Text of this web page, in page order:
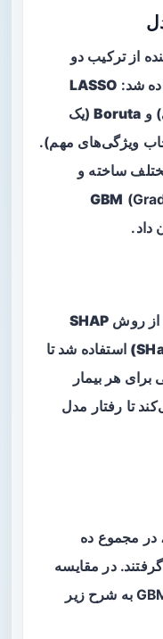
از ترکیب دو
شد: LASSO
و Boruta(یک
ویژگی‌های مهم).
ساخته و
GBM
از روش SHAP
استفاده شد تا
هر بیمار
تا رفتار مدل
در مجموع ده
در مقایسه
مدل‌ها، عملکرد AUC برای مدل GBM به شرح زیر